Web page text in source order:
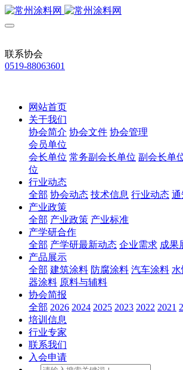
联系协会
0519-88063601
网站首页
关于我们
协会简介 协会文件 协会管理
会员单位
会长单位 常务副会长单位 副会长单
位
行业动态
全部 协会动态 技术信息 行业动态 通
产业政策
全部 产业政策 产业标准
产学研合作
全部 产学研最新动态 企业需求 成果
产品展示
全部 建筑涂料 防腐涂料 汽车涂料
器涂料 原料与辅料
协会简报
全部 2026 2024 2025 2023 2022 2021
培训信息
行业专家
联系我们
入会申请